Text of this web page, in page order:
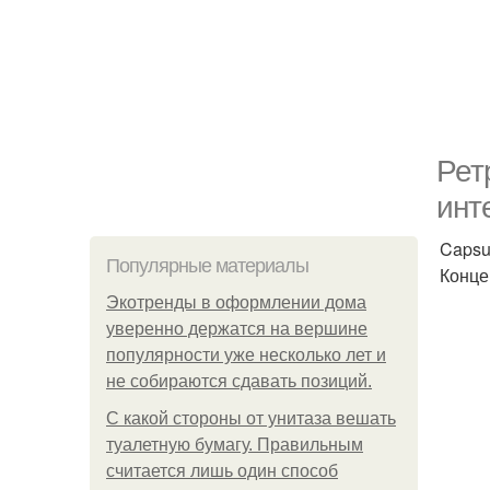
Популярные материалы
Экотренды в оформлении дома
уверенно держатся на вершине
популярности уже несколько лет и
не собираются сдавать позиций.
С какой стороны от унитаза вешать
туалетную бумагу. Правильным
считается лишь один способ